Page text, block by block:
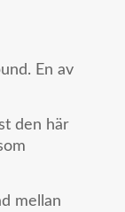
En av
den här
mellan